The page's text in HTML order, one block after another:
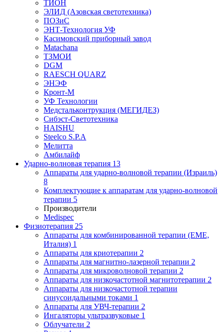
ТИОН
ЭЛИД (Азовская светотехника)
ПОЗиС
ЭНТ-Технология УФ
Касимовский приборный завод
Matachana
ТЗМОИ
DGM
RAESCH QUARZ
ЭНЭФ
Кронт-М
УФ Технологии
Медстальконтрукция (МЕГИДЕЗ)
Сибэст-Светотехника
HAISHU
Steelco S.P.A
Мелитта
Амбилайф
Ударно-волновая терапия 13
Аппараты для ударно-волновой терапии (Израиль)
8
Комплектующие к аппаратам для ударно-волновой
терапии 5
Производители
Medispec
Физиотерапия 25
Аппараты для комбинированной терапии (EME,
Италия) 1
Аппараты для криотерапии 2
Аппараты для магнитно-лазерной терапии 2
Аппараты для микроволновой терапии 2
Аппараты для низкочастотной магнитотерапии 2
Аппараты для низкочастотной терапии
синусоидальными токами 1
Аппараты для УВЧ-терапии 2
Ингаляторы ультразвуковые 1
Облучатели 2